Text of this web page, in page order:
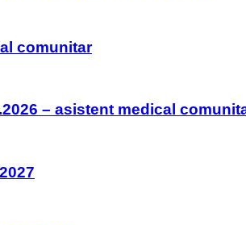
comunitar
– asistent medical